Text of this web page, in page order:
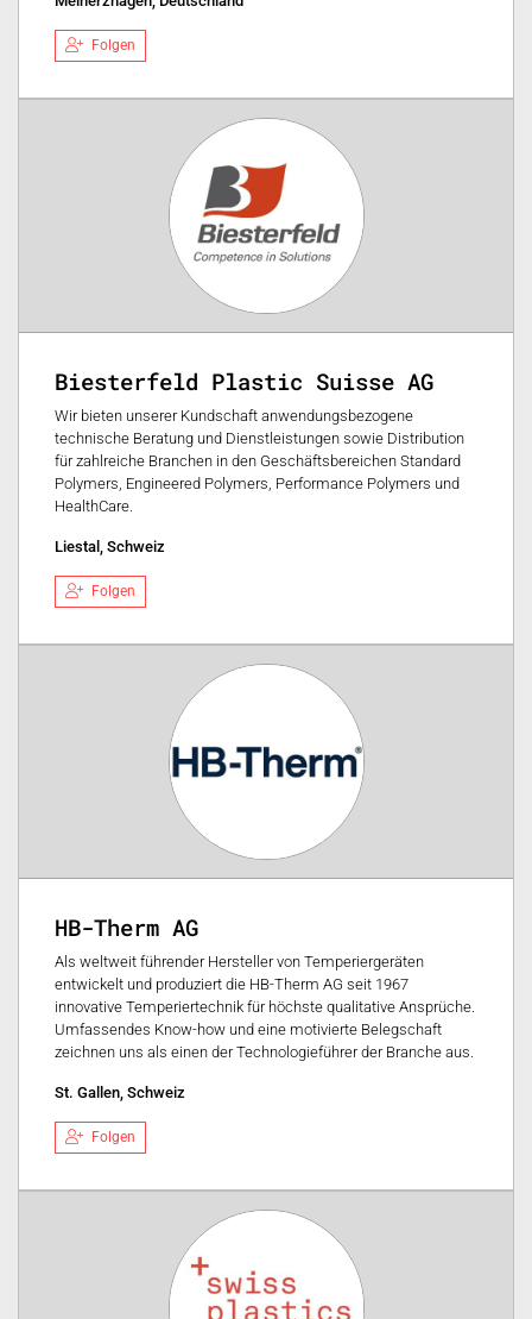
Folgen
Biesterfeld Plastic Suisse AG
Wir bieten unserer Kundschaft anwendungsbezogene
technische Beratung und Dienstleistungen sowie Distribution
für zahlreiche Branchen in den Geschäftsbereichen Standard
Polymers, Engineered Polymers, Performance Polymers und
HealthCare.
Liestal, Schweiz
Folgen
HB-Therm AG
Als weltweit führender Hersteller von Temperiergeräten
entwickelt und produziert die HB-Therm AG seit 1967
innovative Temperiertechnik für höchste qualitative Ansprüche.
Umfassendes Know-how und eine motivierte Belegschaft
zeichnen uns als einen der Technologieführer der Branche aus.
St. Gallen, Schweiz
Folgen